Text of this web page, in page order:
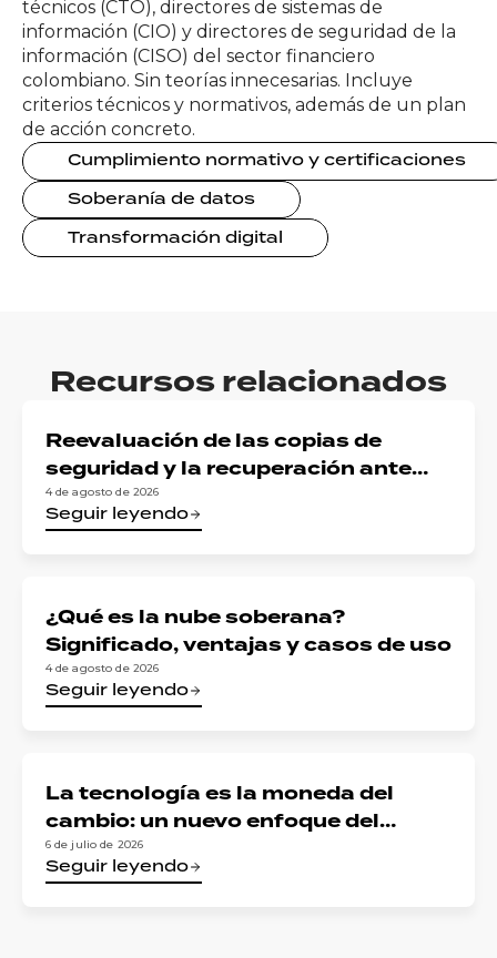
técnicos (CTO), directores de sistemas de
información (CIO) y directores de seguridad de la
información (CISO) del sector financiero
colombiano. Sin teorías innecesarias. Incluye
criterios técnicos y normativos, además de un plan
de acción concreto.
Cumplimiento normativo y certificaciones
Soberanía de datos
Transformación digital
Recursos relacionados
Reevaluación de las copias de
seguridad y la recuperación ante
desastres para las organizaciones
sujetas a la normativa de la UE:
4 de agosto de 2026
Seguir leyendo
¿Qué es la nube soberana?
Significado, ventajas y casos de uso
4 de agosto de 2026
Seguir leyendo
La tecnología es la moneda del
cambio: un nuevo enfoque del
riesgo digital en los servicios
financieros
6 de julio de 2026
Seguir leyendo